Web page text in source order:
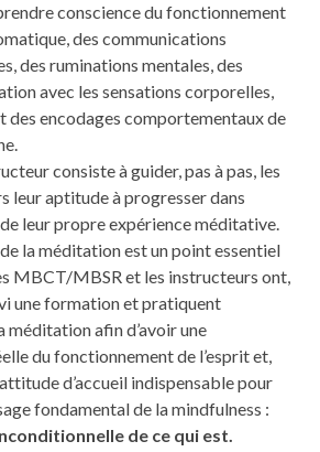
conscience du fonctionnement
des communications
des ruminations mentales, des
avec les sensations corporelles,
des encodages comportementaux de
consiste à guider, pas à pas, les
leur aptitude à progresser dans
leur propre expérience méditative.
de la méditation est un point essentiel
MBCT/MBSR et les instructeurs ont,
une formation et pratiquent
méditation afin d’avoir une
du fonctionnement de l’esprit et,
d’accueil indispensable pour
fondamental de la mindfulness :
de ce qui est.